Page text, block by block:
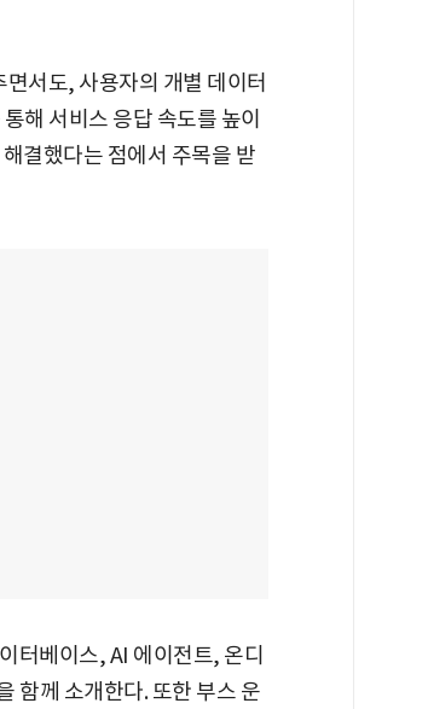
서도, 사용자의 개별 데이터
해 서비스 응답 속도를 높이
결했다는 점에서 주목을 받
터베이스, AI 에이전트, 온디
함께 소개한다. 또한 부스 운